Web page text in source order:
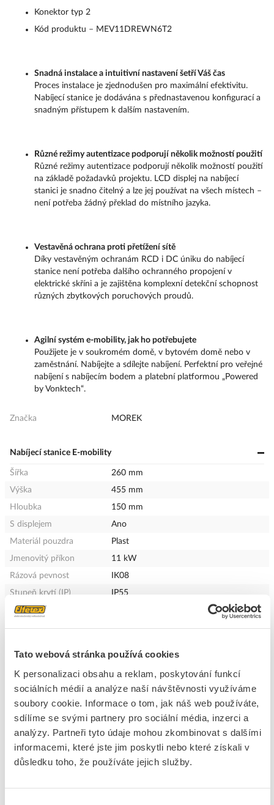
Tato webová stránka používá cookies
K personalizaci obsahu a reklam, poskytování funkcí
sociálních médií a analýze naší návštěvnosti využíváme
soubory cookie. Informace o tom, jak náš web používáte,
sdílíme se svými partnery pro sociální média, inzerci a
analýzy. Partneři tyto údaje mohou zkombinovat s dalšími
informacemi, které jste jim poskytli nebo které získali v
důsledku toho, že používáte jejich služby.
Konektor typ 2
Kód produktu – MEV11DREWN6T2
Snadná instalace a intuitivní nastavení šetří Váš čas
Proces instalace je zjednodušen pro maximální efektivitu.
Nabíjecí stanice je dodávána s přednastavenou konfigurací a
snadným přístupem k dalším nastavením.
Různé režimy autentizace podporují několik možností použití
Různé režimy autentizace podporují několik možností použití
na základě požadavků projektu. LCD displej na nabíjecí
stanici je snadno čitelný a lze jej používat na všech místech –
není potřeba žádný překlad do místního jazyka.
Vestavěná ochrana proti přetížení sítě
Díky vestavěným ochranám RCD i DC úniku do nabíjecí
stanice není potřeba dalšího ochranného propojení v
elektrické skříni a je zajištěna komplexní detekční schopnost
různých zbytkových poruchových proudů.
Agilní systém e-mobility, jak ho potřebujete
Použijete je v soukromém domě, v bytovém domě nebo v
zaměstnání. Nabíjejte a sdílejte nabíjení. Perfektní pro veřejné
nabíjení s nabíjecím bodem a platební platformou „Powered
by Vonktech“.
Značka MOREK
Nabíjecí stanice E-mobility
Šířka
260 mm
Výška
455 mm
Hloubka
150 mm
S displejem
Ano
Materiál pouzdra
Plast
Jmenovitý příkon
11 kW
Rázová pevnost
IK08
Stupeň krytí (IP)
IP55
Maximální výkon na
spojek Typ 2
Provedení připojení na
3-fázový
Počet nabíjecích bodů
1
S měřičem spotřeby
energie
Ano
IFTTT-podpora k dispozici Ne
Home Kit